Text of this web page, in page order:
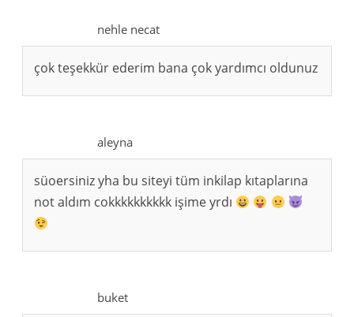
nehle necat
çok teşekkür ederim bana çok yardımcı oldunuz
aleyna
süoersiniz yha bu siteyi tüm inkilap kıtaplarına
not aldım cokkkkkkkkkk işime yrdı
buket